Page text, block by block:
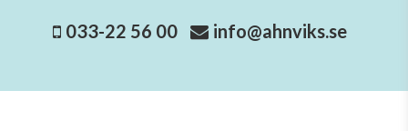
033-22 56 00 info@ahnviks.se